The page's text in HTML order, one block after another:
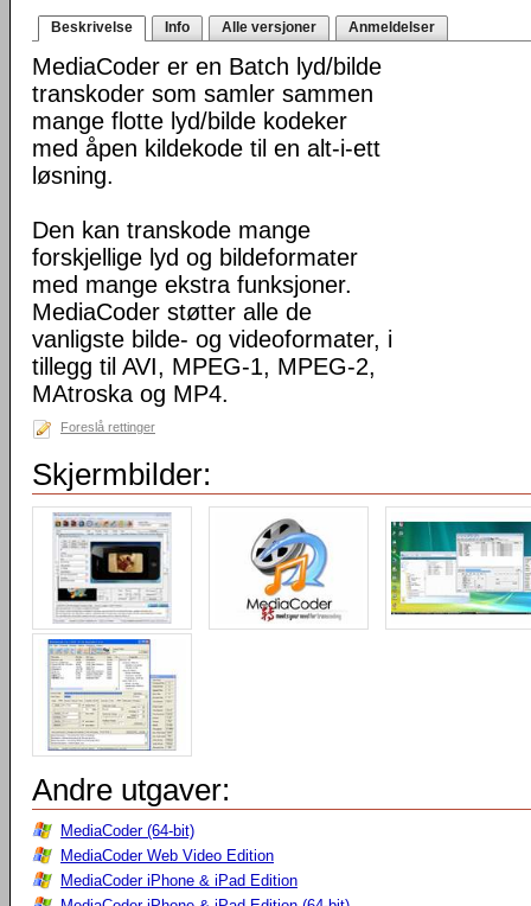
Beskrivelse Info Alle versjoner Anmeldelser
MediaCoder er en Batch lyd/bilde
transkoder som samler sammen
mange flotte lyd/bilde kodeker
med åpen kildekode til en alt-i-ett
løsning.
Den kan transkode mange
forskjellige lyd og bildeformater
med mange ekstra funksjoner.
MediaCoder støtter alle de
vanligste bilde- og videoformater, i
tillegg til AVI, MPEG-1, MPEG-2,
MAtroska og MP4.
Foreslå rettinger
Skjermbilder:
Andre utgaver:
MediaCoder (64-bit)
MediaCoder Web Video Edition
MediaCoder iPhone & iPad Edition